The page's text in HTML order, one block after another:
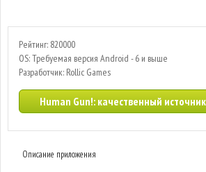
Рейтинг: 820000
OS: Требуемая версия Android - 6 и выше
Разработчик: Rollic Games
Human Gun!: качественный
Описание приложения